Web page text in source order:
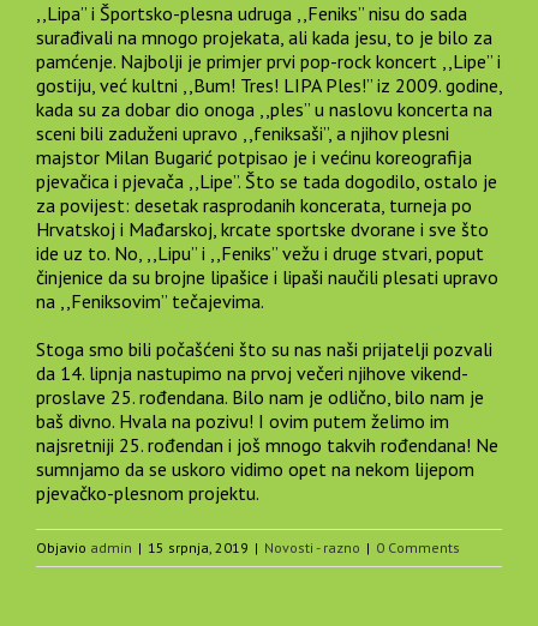
,,Lipa” i Športsko-plesna udruga ,,Feniks” nisu do sada
surađivali na mnogo projekata, ali kada jesu, to je bilo za
pamćenje. Najbolji je primjer prvi pop-rock koncert ,,Lipe” i
gostiju, već kultni ,,Bum! Tres! LIPA Ples!” iz 2009. godine,
kada su za dobar dio onoga ,,ples” u naslovu koncerta na
sceni bili zaduženi upravo ,,feniksaši”, a njihov plesni
majstor Milan Bugarić potpisao je i većinu koreografija
pjevačica i pjevača ,,Lipe”. Što se tada dogodilo, ostalo je
za povijest: desetak rasprodanih koncerata, turneja po
Hrvatskoj i Mađarskoj, krcate sportske dvorane i sve što
ide uz to. No, ,,Lipu” i ,,Feniks” vežu i druge stvari, poput
činjenice da su brojne lipašice i lipaši naučili plesati upravo
na ,,Feniksovim” tečajevima.
Stoga smo bili počašćeni što su nas naši prijatelji pozvali
da 14. lipnja nastupimo na prvoj večeri njihove vikend-
proslave 25. rođendana. Bilo nam je odlično, bilo nam je
baš divno. Hvala na pozivu! I ovim putem želimo im
najsretniji 25. rođendan i još mnogo takvih rođendana! Ne
sumnjamo da se uskoro vidimo opet na nekom lijepom
pjevačko-plesnom projektu.
Objavio admin | 15 srpnja, 2019 | Novosti - razno | 0 Comments